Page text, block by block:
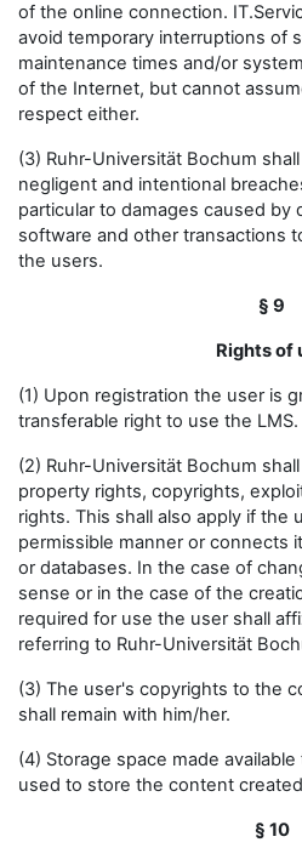
of the online connection.
avoid temporary interruptions of
maintenance times and/or
of the Internet, but cannot
respect either.
(3) Ruhr-Universität Bochum
negligent and intentional
particular to damages caused by
software and other transactions
the users.
§ 9
Rights of
(1) Upon registration the user is
transferable right to use the LMS.
(2) Ruhr-Universität Bochum
property rights, copyrights,
rights. This shall also apply if the
permissible manner or connects
or databases. In the case of
sense or in the case of the
required for use the user shall
referring to Ruhr-Universität
(3) The user's copyrights to the
shall remain with him/her.
(4) Storage space made
used to store the content
§ 10